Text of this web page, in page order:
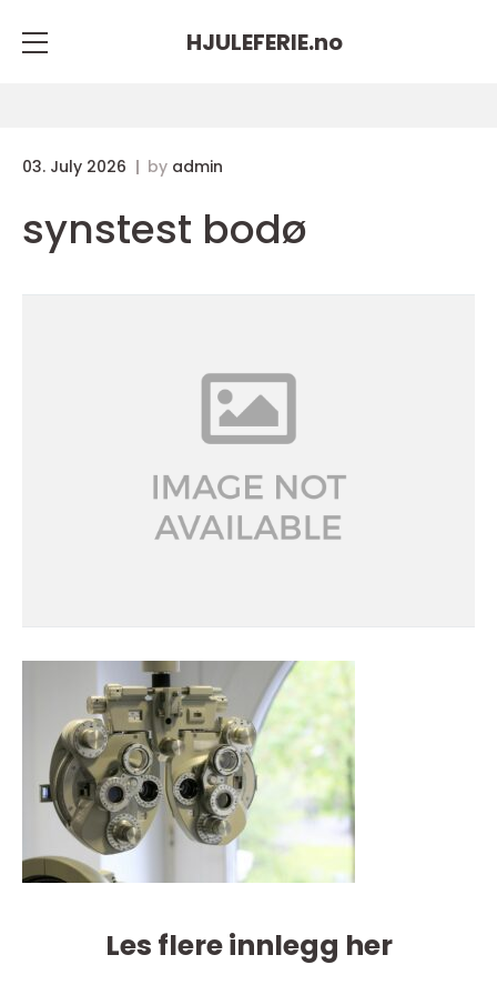
HJULEFERIE.no
03. July 2026 by admin
synstest bodø
Les flere innlegg her